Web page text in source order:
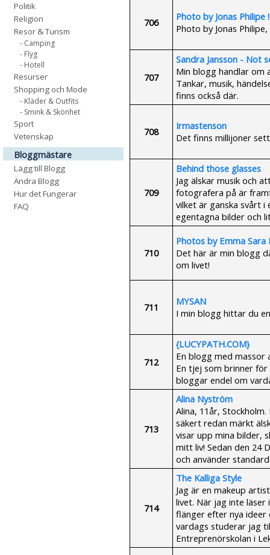
Politik
Religion
Resor & Turism
- Camping
- Flyg
- Hotell
Resurser
Shopping och Mode
- Kläder & Outfits
- Smink & Skönhet
Sport
Vetenskap
Bloggmästare
Lägg till Blogg
Ändra Blogg
Hur det Fungerar
FAQ
706
Photo by Jonas Philipe !
Photo by Jonas
707
Sandra Jansson - Not
Min blogg handlar om
Tankar, musik,
finns också där.
708
Irmastenson
Det finns millijoner
709
Behind those glasses
Jag älskar musik och
fotografera på är
vilket är ganska svårt i
egentagna bilder och
710
Photos by Emma Sara
Det här är min blogg
om livet!
711
MYSAN
I min blogg hittar du
712
{LUCYPATH.COM}
En blogg med
En tjej som brinner
bloggar endel om
713
Alina Nyström
Alina, 11år,
säkert redan märkt
visar upp mina bilder,
mitt liv! Sedan den 24
och använder
714
The Kalliga Style
Jag är en makeup
livet. När jag inte
flänger efter nya
vardags studerar jag
Entreprenörskolan i